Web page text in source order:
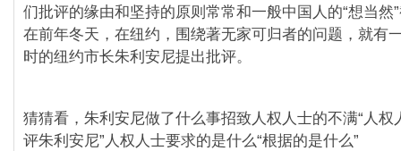
们批评的缘由和坚持的原则常常和一般中国人的“想当然
在前年冬天，在纽约，围绕著无家可归者的问题，就有
时的纽约市长朱利安尼提出批评。
猜猜看，朱利安尼做了什么事招致人权人士的不满“人权
评朱利安尼”人权人士要求的是什么“根据的是什么”